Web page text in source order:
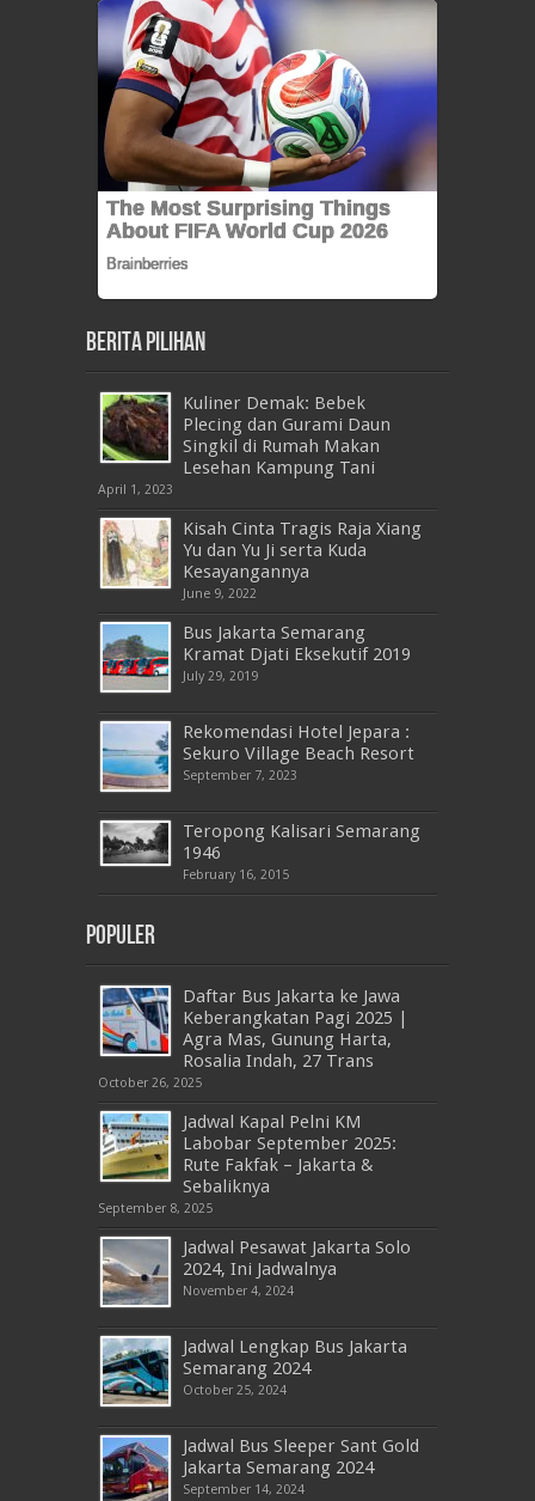
Berita Pilihan
Kuliner Demak: Bebek
Plecing dan Gurami Daun
Singkil di Rumah Makan
Lesehan Kampung Tani
April 1, 2023
Kisah Cinta Tragis Raja Xiang
Yu dan Yu Ji serta Kuda
Kesayangannya
June 9, 2022
Bus Jakarta Semarang
Kramat Djati Eksekutif 2019
July 29, 2019
Rekomendasi Hotel Jepara :
Sekuro Village Beach Resort
September 7, 2023
Teropong Kalisari Semarang
1946
February 16, 2015
Populer
Daftar Bus Jakarta ke Jawa
Keberangkatan Pagi 2025 |
Agra Mas, Gunung Harta,
Rosalia Indah, 27 Trans
October 26, 2025
Jadwal Kapal Pelni KM
Labobar September 2025:
Rute Fakfak – Jakarta &
Sebaliknya
September 8, 2025
Jadwal Pesawat Jakarta Solo
2024, Ini Jadwalnya
November 4, 2024
Jadwal Lengkap Bus Jakarta
Semarang 2024
October 25, 2024
Jadwal Bus Sleeper Sant Gold
Jakarta Semarang 2024
September 14, 2024